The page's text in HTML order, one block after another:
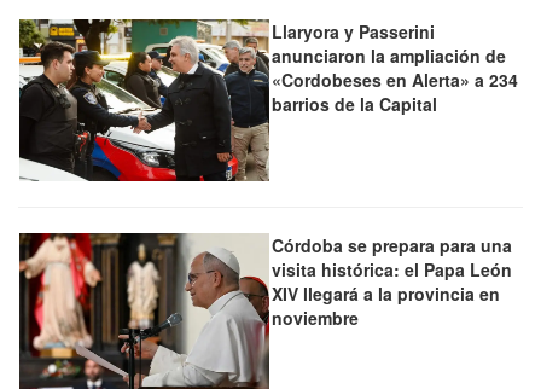
Llaryora y Passerini
anunciaron la ampliación de
«Cordobeses en Alerta» a 234
barrios de la Capital
Córdoba se prepara para una
visita histórica: el Papa León
XIV llegará a la provincia en
noviembre